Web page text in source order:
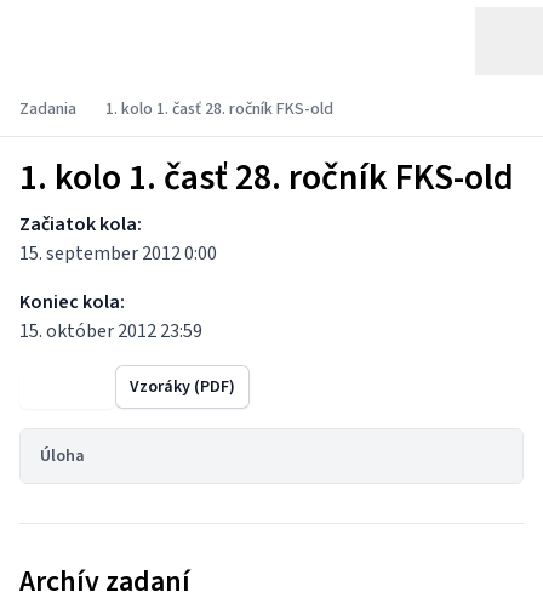
Zadania 1. kolo 1. časť 28. ročník FKS-old
1. kolo 1. časť 28. ročník FKS-old
Začiatok kola:
15. september 2012 0:00
Koniec kola:
15. október 2012 23:59
Vzoráky (PDF)
Úloha
Archív zadaní